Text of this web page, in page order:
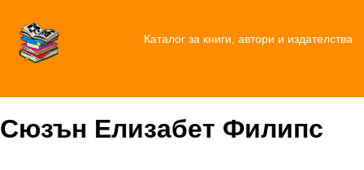
Каталог за книги, автори и издателства
Сюзън Елизабет Филипс